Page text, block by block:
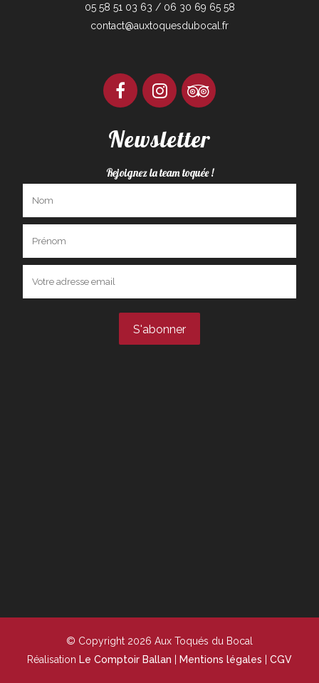
05 58 51 03 63 / 06 30 69 65 58
contact@auxtoquesdubocal.fr
Newsletter
Rejoignez la team toquée !
© Copyright 2026 Aux Toqués du Bocal
Réalisation Le Comptoir Ballan Mentions légales CGV